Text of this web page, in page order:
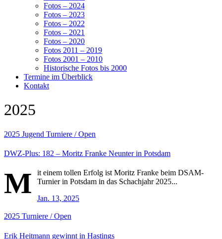
Fotos – 2024
Fotos – 2023
Fotos – 2022
Fotos – 2021
Fotos – 2020
Fotos 2011 – 2019
Fotos 2001 – 2010
Historische Fotos bis 2000
Termine im Überblick
Kontakt
2025
2025 Jugend Turniere / Open
DWZ-Plus: 182 – Moritz Franke Neunter in Potsdam
M
it einem tollen Erfolg ist Moritz Franke beim DSAM-
Turnier in Potsdam in das Schachjahr 2025...
Jan. 13, 2025
2025 Turniere / Open
Erik Heitmann gewinnt in Hastings